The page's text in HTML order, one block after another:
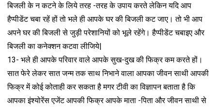
बिजली के न कटने के लिये तरह -तरह के उपाय करते लेकिन यदि आप
हैप्पीडेंट चबा रहें हों तो भले ही आपके घर की बिजली कट जाए। तो भी आप
अपने घर की बिजली से जुड़ी परेशानियों को भूले रहेंगे। हैप्पीडेंट चबाइए और
बिजली का कनेक्शन कटवा लीजिये|
13- भले ही आपके परिवार वाले आपके सुख-दुख की फिक्र कम करते हों।
सात फेरे लेकर सात जन्म तक साथ निभाने वाला आपका जीवन साथी आपकी
फिक्र में कोई कोताही कर सकता है मगर टीवी का विज्ञापन बताता है कि
आपका इंश्योरेंस एजेंट आपकी फिक्र आपके माता -पिता और जीवन साथी से